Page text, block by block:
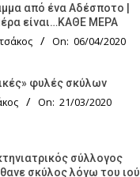
από ένα Αδέσποτο |
είναι…ΚΑΘΕ ΜΕΡΑ
On: 06/04/2020
φυλές σκύλων
On: 21/03/2020
σύλλογος
σκύλος λόγω του ιού